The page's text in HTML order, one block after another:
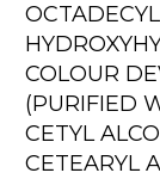
COLOUR
(PURIFIED
CETYL
CETEARYL